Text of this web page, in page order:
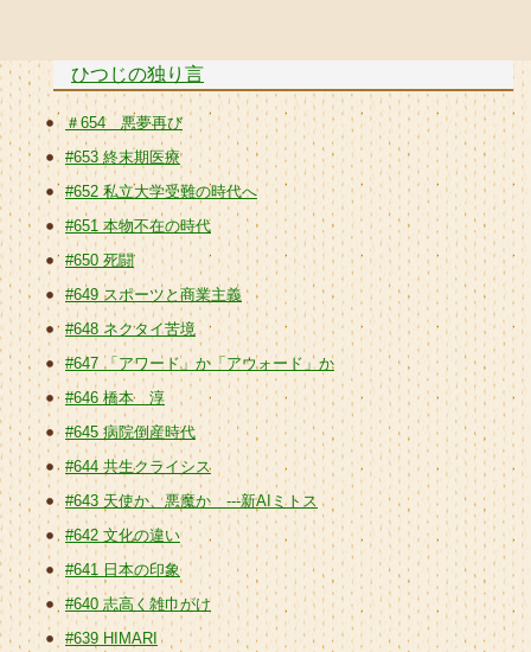
ひつじの独り言
＃654 悪夢再び
#653 終末期医療
#652 私立大学受難の時代へ
#651 本物不在の時代
#650 死闘
#649 スポーツと商業主義
#648 ネクタイ苦境
#647 「アワード」か「アウォード」か
#646 橋本 淳
#645 病院倒産時代
#644 共生クライシス
#643 天使か、悪魔か ---新AIミトス
#642 文化の違い
#641 日本の印象
#640 志高く雑巾がけ
#639 HIMARI